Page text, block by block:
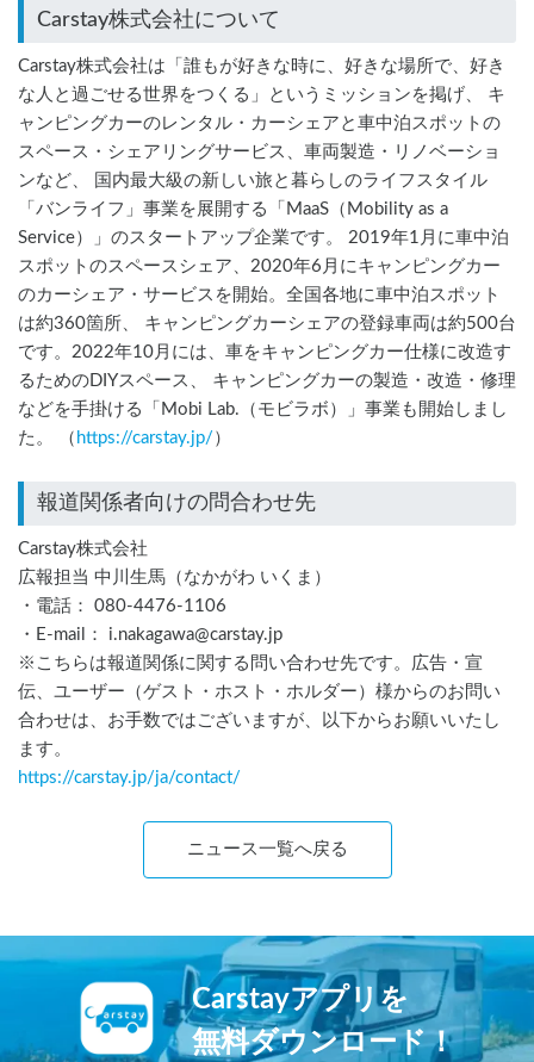
Carstay株式会社について
Carstay株式会社は「誰もが好きな時に、好きな場所で、好き
な人と過ごせる世界をつくる」というミッションを掲げ、 キ
ャンピングカーのレンタル・カーシェアと車中泊スポットの
スペース・シェアリングサービス、車両製造・リノベーショ
ンなど、 国内最大級の新しい旅と暮らしのライフスタイル
「バンライフ」事業を展開する「MaaS（Mobility as a
Service）」のスタートアップ企業です。 2019年1月に車中泊
スポットのスペースシェア、2020年6月にキャンピングカー
のカーシェア・サービスを開始。全国各地に車中泊スポット
は約360箇所、 キャンピングカーシェアの登録車両は約500台
です。2022年10月には、車をキャンピングカー仕様に改造す
るためのDIYスペース、 キャンピングカーの製造・改造・修理
などを手掛ける「Mobi Lab.（モビラボ）」事業も開始しまし
た。 （ https://carstay.jp/）
報道関係者向けの問合わせ先
Carstay株式会社
広報担当 中川生馬（なかがわ いくま）
・電話： 080-4476-1106
・E-mail： i.nakagawa@carstay.jp
※こちらは報道関係に関する問い合わせ先です。広告・宣
伝、ユーザー（ゲスト・ホスト・ホルダー）様からのお問い
合わせは、お手数ではございますが、以下からお願いいたし
ます。
https://carstay.jp/ja/contact/
ニュース一覧へ戻る
Carstayアプリを
無料ダウンロード！